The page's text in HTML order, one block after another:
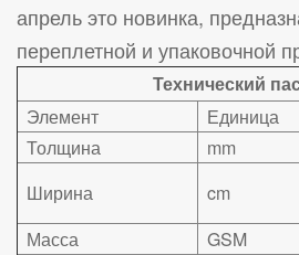
апрельэто новинка,
переплетной и упаковочной
Технический
Элемент
Единица
Толщина
mm
Ширина
cm
Масса
GSM